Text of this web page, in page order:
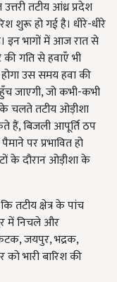
तटीय आंध्र प्रदेश
शुरू हो गई है। धीरे-धीरे
इन भागों में आज रात से
की गति से हवाएँ भी
उस समय हवा की
जाएगी, जो कभी-कभी
चलते तटीय ओड़ीशा
हैं, बिजली आपूर्ति ठप
पर प्रभावित हो
के दौरान ओड़ीशा के
तटीय क्षेत्र के पांच
में निचले और
जयपुर, भद्रक,
भारी बारिश की